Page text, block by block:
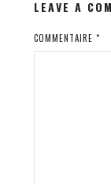
LEAVE A
COMMENTAIRE *